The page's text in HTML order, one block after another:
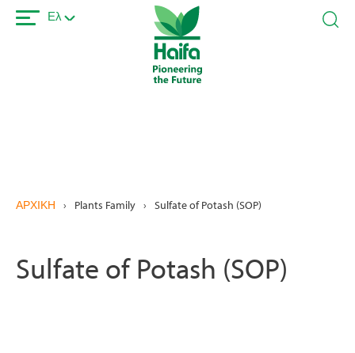
Παράκαμψη
προς
Ελ
ΑΡΧΙΚΗ › Plants Family › Sulfate of Potash (SOP)
Sulfate of Potash (SOP)